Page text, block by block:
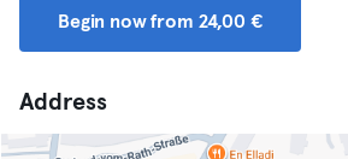
Begin now from 24,00 €
Address